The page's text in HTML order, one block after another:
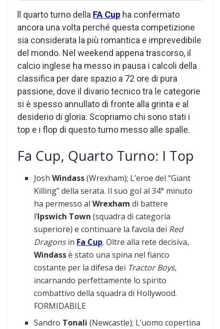
ll quarto turno della FA Cup ha confermato
ancora una volta perché questa competizione
sia considerata la più romantica e imprevedibile
del mondo. Nel weekend appena trascorso, il
calcio inglese ha messo in pausa i calcoli della
classifica per dare spazio a 72 ore di pura
passione, dove il divario tecnico tra le categorie
si è spesso annullato di fronte alla grinta e al
desiderio di gloria. Scopriamo chi sono stati i
top e i flop di questo turno messo alle spalle.
Fa Cup, Quarto Turno: I Top
JoshWindass(Wrexham); L’eroe del “Giant
Killing” della serata. Il suo gol al 34° minuto
ha permesso alWrexhamdi battere
l’Ipswich Town (squadra di categoria
superiore) e continuare la favola dei Red
Dragonsin Fa Cup. Oltre alla rete decisiva,
Windassè stato una spina nel fianco
costante per la difesa dei Tractor Boys,
incarnando perfettamente lo spirito
combattivo della squadra di Hollywood.
FORMIDABILE
Sandro Tonali (Newcastle); L’uomo copertina